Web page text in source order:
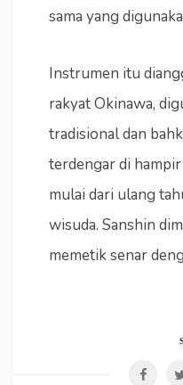
sama yang
Instrumen itu
rakyat Okinawa,
tradisional dan
terdengar di
mulai dari ulang
wisuda. Sanshin
memetik senar